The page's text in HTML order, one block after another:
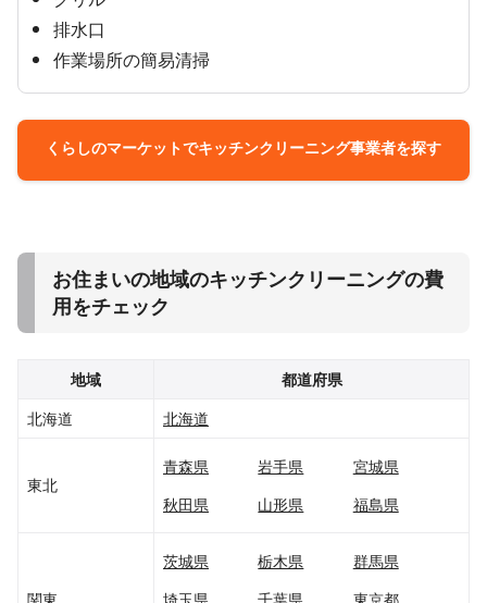
排水口
作業場所の簡易清掃
くらしのマーケットでキッチンクリーニング事業者を探す
お住まいの地域のキッチンクリーニングの費
用をチェック
地域
都道府県
北海道
北海道
東北
青森県 岩手県
宮城県
秋田県
山形県 福島県
関東
茨城県 栃木県
群馬県
埼玉県
千葉県
東京都